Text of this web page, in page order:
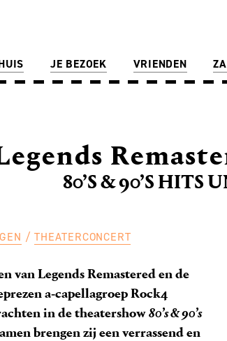
JE BEZOEK VRIENDEN
80’S & 90’S HITS
THEATERCONCERT
van Legends Remastered en de
a‑capellagroep Rock4
in de theatershow80’s & 90’s
brengen zij een verrassend en